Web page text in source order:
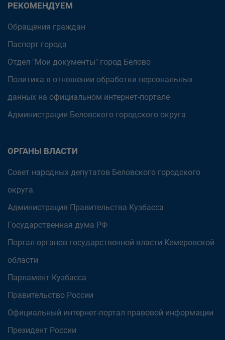
РЕКОМЕНДУЕМ
Обращения граждан
Паспорт города
Отдел "Мои документы" город Белово
Политика в отношении обработки персональных
данных на официальном интернет-портале
Администрации Беловского городского округа
ОРГАНЫ ВЛАСТИ
Совет народных депутатов Беловского городского
округа
Администрация Правительства Кузбасса
Государственная дума РФ
Портал органов государственной власти Кемеровской
области
Парламент Кузбасса
Правительство России
Официальный интернет-портал правовой информации
Президент России